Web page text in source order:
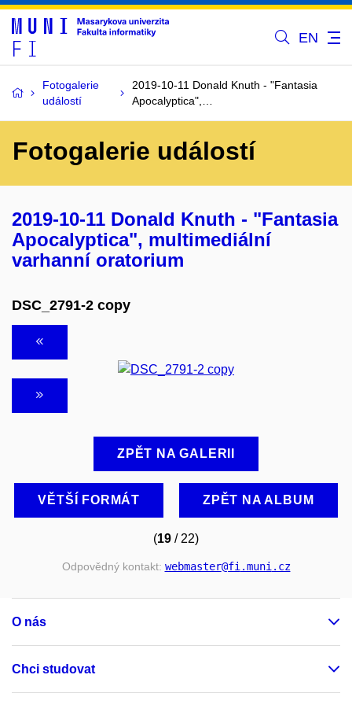
EN
Fotogalerie
událostí
2019-10-11 Donald Knuth - "Fantasia
Apocalyptica",…
Fotogalerie událostí
2019-10-11 Donald Knuth - "Fantasia
Apocalyptica", multimediální
varhanní oratorium
DSC_2791-2 copy
ZPĚT NA GALERII
VĚTŠÍ FORMÁT ZPĚT NA ALBUM
(19 / 22)
Odpovědný kontakt: webmaster@fi.muni.cz
O nás
Chci studovat